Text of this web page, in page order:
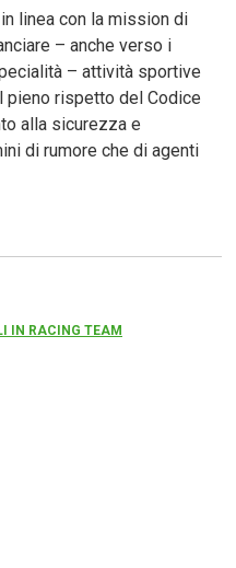
linea con la mission di
– anche verso i
– attività sportive
pieno rispetto del Codice
alla sicurezza e
di rumore che di agenti
IN RACING TEAM